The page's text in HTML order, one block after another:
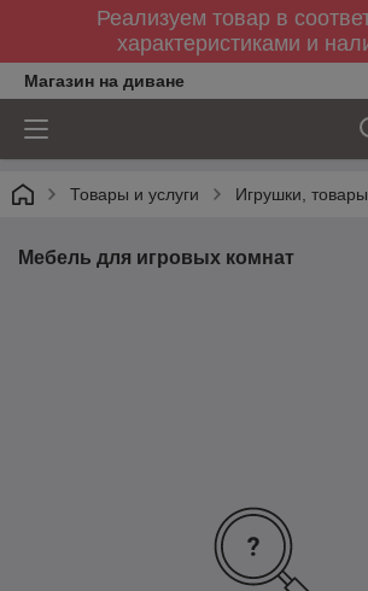
Реализуем товар в
характеристиками и
Магазин на диване
Товары и услуги Игрушки,
Мебель для игровых комнат